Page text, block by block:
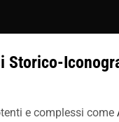
Storico-
e complessi come